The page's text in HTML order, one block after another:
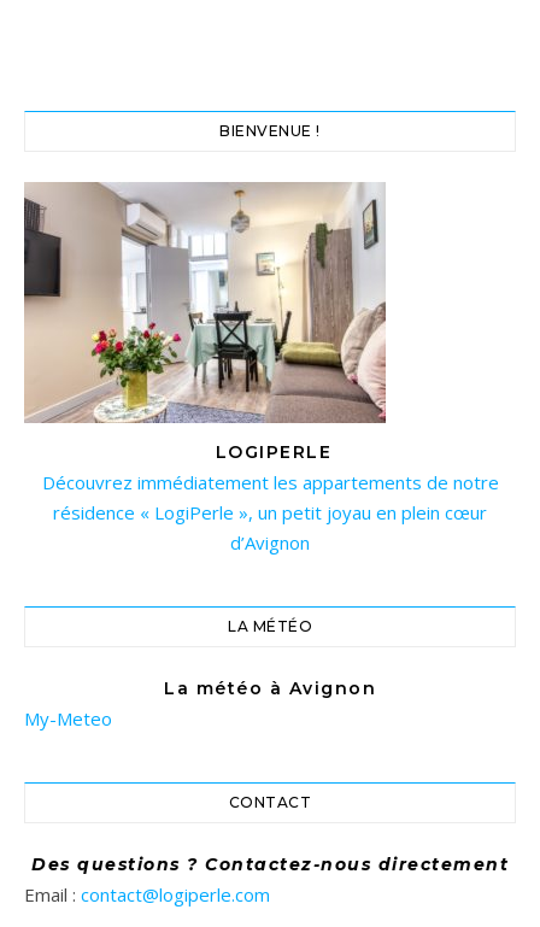
BIENVENUE !
LOGIPERLE
Découvrez immédiatement les appartements de notre
résidence « LogiPerle », un petit joyau en plein cœur
d’Avignon
LA MÉTÉO
La météo à Avignon
My-Meteo
CONTACT
Des questions ? Contactez-nous directement
Email : contact@logiperle.com